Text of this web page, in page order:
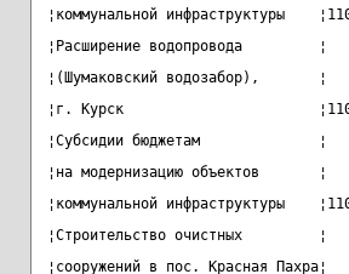
¦коммунальной инфраструктуры
¦Расширение водопровода
¦(Шумаковский водозабор),
¦г. Курск
¦Субсидии бюджетам
¦на модернизацию объектов
¦коммунальной инфраструктуры
¦Строительство очистных
¦сооружений в пос. Красная